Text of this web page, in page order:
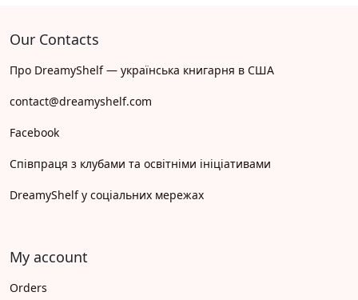
Our Contacts
Про DreamyShelf — українська книгарня в США
contact@dreamyshelf.com
Facebook
Співпраця з клубами та освітніми ініціативами
DreamyShelf у соціальних мережах
My account
Orders